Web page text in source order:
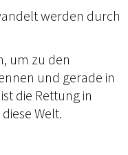
werden durch
um zu den
und gerade in
die Rettung in
Welt.